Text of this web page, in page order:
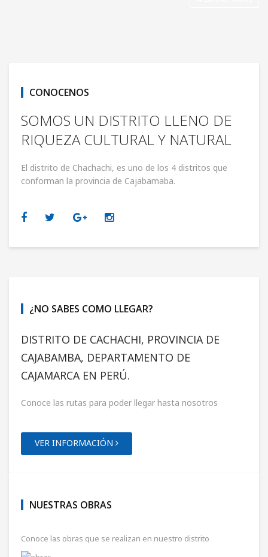
CONOCENOS
SOMOS UN DISTRITO LLENO DE
RIQUEZA CULTURAL Y NATURAL
El distrito de Chachachi, es uno de los 4 distritos que
conforman la provincia de Cajabamaba.
¿NO SABES COMO LLEGAR?
DISTRITO DE CACHACHI, PROVINCIA DE
CAJABAMBA, DEPARTAMENTO DE
CAJAMARCA EN PERÚ.
Conoce las rutas para poder llegar hasta nosotros
VER INFORMACIÓN
NUESTRAS OBRAS
Conoce las obras que se realizan en nuestro distrito